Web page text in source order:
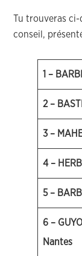
Tu trouveras
conseil,
1 –
2 –
3 –
4 –
5 –
6 –
Nantes